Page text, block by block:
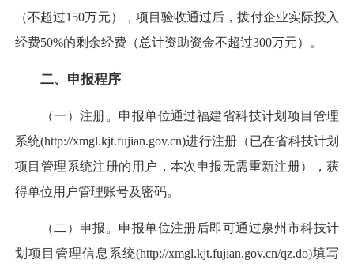
（不超过150万元），项目验收通过后，拨付企业实际投入
经费50%的剩余经费（总计资助资金不超过300万元）。
二、申报程序
（一）注册。申报单位通过福建省科技计划项目管理
系统(http://xmgl.kjt.fujian.gov.cn)进行注册（已在省科技计划
项目管理系统注册的用户，本次申报无需重新注册），获
得单位用户管理账号及密码。
（二）申报。申报单位注册后即可通过泉州市科技计
划项目管理信息系统(http://xmgl.kjt.fujian.gov.cn/qz.do)填写